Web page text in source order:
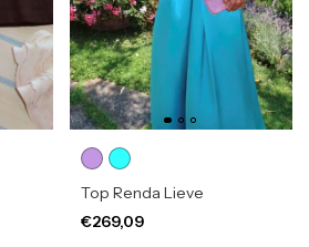
Top Renda Lieve
€269,09